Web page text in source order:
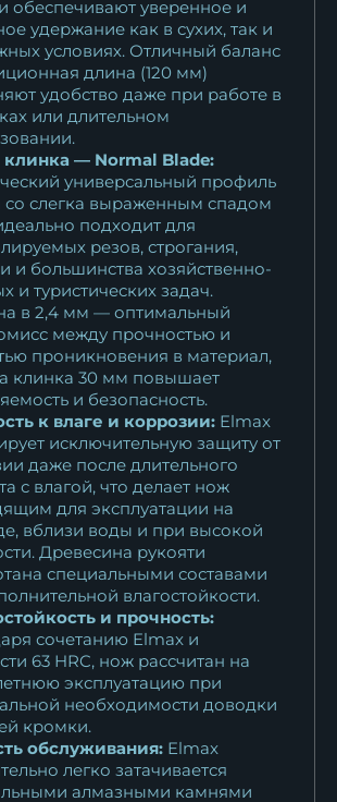
обеспечивают уверенное и
удержание как в сухих, так и
условиях. Отличный баланс
длина (120 мм)
удобство даже при работе в
или длительном
— Normal Blade:
универсальный профиль
со слегка выраженным спадом
подходит для
резов, строгания,
и большинства хозяйственно-
и туристических задач.
в 2,4 мм — оптимальный
между прочностью и
проникновения в материал,
клинка 30 мм повышает
и безопасность.
к влаге и коррозии: Elmax
исключительную защиту от
даже после длительного
с влагой, что делает нож
для эксплуатации на
вблизи воды и при высокой
Древесина рукояти
специальными составами
влагостойкости.
и прочность:
сочетанию Elmax и
63 HRC, нож рассчитан на
эксплуатацию при
необходимости доводки
кромки.
обслуживания: Elmax
легко затачивается
алмазными камнями